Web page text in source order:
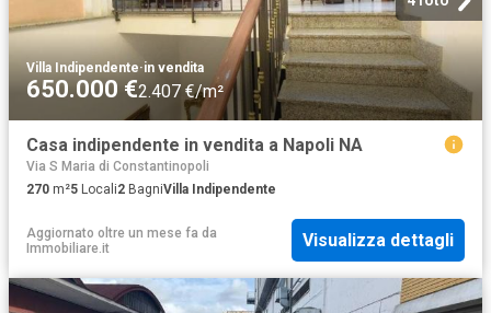
Villa Indipendente·in vendita
650.000 €2.407 €/m²
Casa indipendente in vendita a Napoli NA
Via S Maria di Constantinopoli
270 m²5 Locali2 BagniVilla Indipendente
Aggiornato oltre un mese fa da
Immobiliare.it
Visualizza dettagli